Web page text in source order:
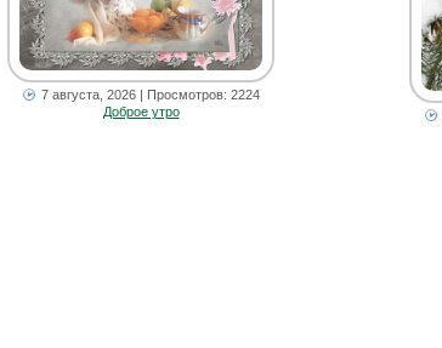
7 августа, 2026| Просмотров: 2224
Доброе утро